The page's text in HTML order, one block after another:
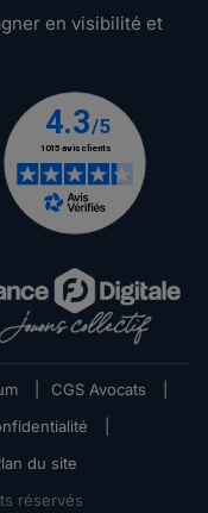
en visibilité et
CGS Avocats
du site
réservés